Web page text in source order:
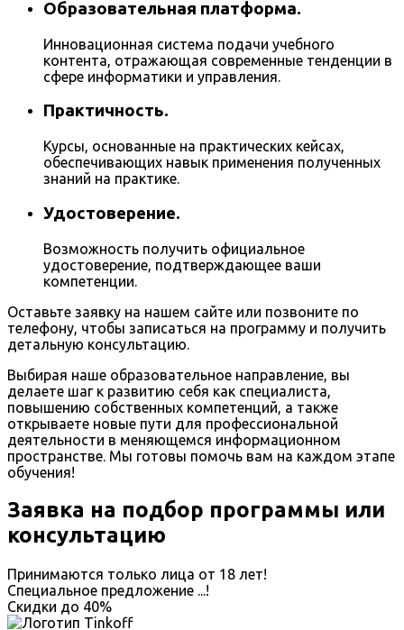
Образовательная платформа.
Инновационная система подачи учебного
контента, отражающая современные тенденции в
сфере информатики и управления.
Практичность.
Курсы, основанные на практических кейсах,
обеспечивающих навык применения полученных
знаний на практике.
Удостоверение.
Возможность получить официальное
удостоверение, подтверждающее ваши
компетенции.
Оставьте заявку на нашем сайте или позвоните по
телефону, чтобы записаться на программу и получить
детальную консультацию.
Выбирая наше образовательное направление, вы
делаете шаг к развитию себя как специалиста,
повышению собственных компетенций, а также
открываете новые пути для профессиональной
деятельности в меняющемся информационном
пространстве. Мы готовы помочь вам на каждом этапе
обучения!
Заявка на подбор программы или
консультацию
Принимаются только лица от 18 лет!
Специальное предложение ...!
Скидки до 40%